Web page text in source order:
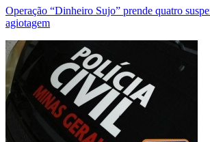
Operação “Dinheiro Sujo” prende quatro
agiotagem